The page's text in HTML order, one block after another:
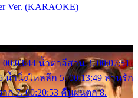
Ver. (KARAOKE)
น้ำตาอีสาน 3. 00:07:51
น้ำนิ่งไหลลึก 5. 00:13:49 ลานรัก
าก 7. 00:20:53 คืนฝนตก 8.